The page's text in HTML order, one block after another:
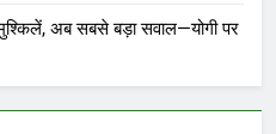
मुश्किलें, अब सबसे बड़ा सवाल—योगी पर